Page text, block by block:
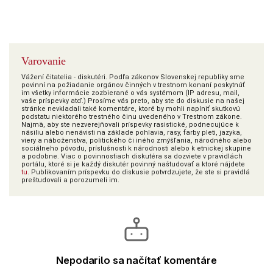
Varovanie
Vážení čitatelia - diskutéri. Podľa zákonov Slovenskej republiky sme
povinní na požiadanie orgánov činných v trestnom konaní poskytnúť
im všetky informácie zozbierané o vás systémom (IP adresu, mail,
vaše príspevky atď.) Prosíme vás preto, aby ste do diskusie na našej
stránke nevkladali také komentáre, ktoré by mohli naplniť skutkovú
podstatu niektorého trestného činu uvedeného v Trestnom zákone.
Najmä, aby ste nezverejňovali príspevky rasistické, podnecujúce k
násiliu alebo nenávisti na základe pohlavia, rasy, farby pleti, jazyka,
viery a náboženstva, politického či iného zmýšľania, národného alebo
sociálneho pôvodu, príslušnosti k národnosti alebo k etnickej skupine
a podobne. Viac o povinnostiach diskutéra sa dozviete v pravidlách
portálu, ktoré si je každý diskutér povinný naštudovať a ktoré nájdete
tu. Publikovaním príspevku do diskusie potvrdzujete, že ste si pravidlá
preštudovali a porozumeli im.